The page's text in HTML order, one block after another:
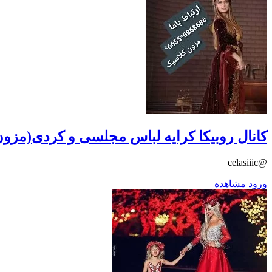
کانال روبیکا کرایه لباس مجلسی و
@celasiiic
ورود مشاهده